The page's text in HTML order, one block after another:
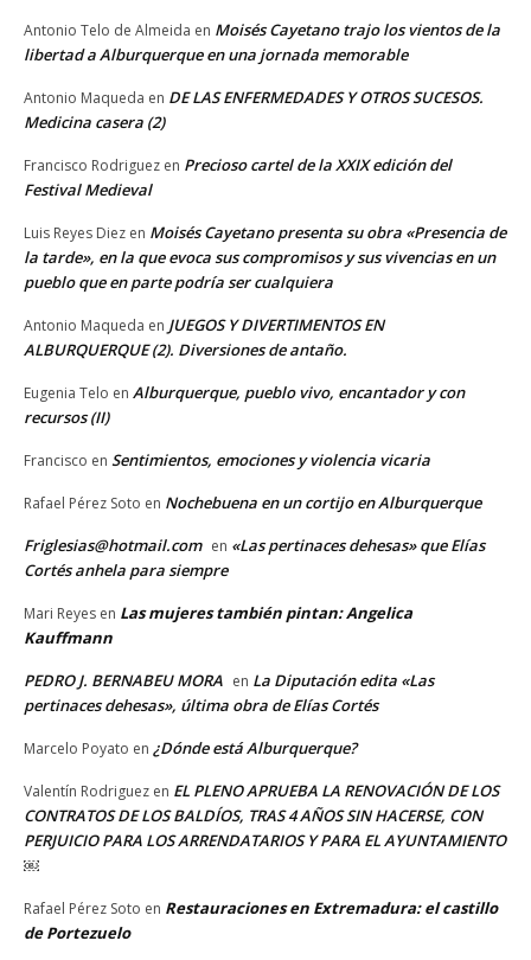
Antonio Telo de Almeida en Moisés Cayetano trajo los vientos de la
libertad a Alburquerque en una jornada memorable
Antonio Maqueda en DE LAS ENFERMEDADES Y OTROS SUCESOS.
Medicina casera (2)
Francisco Rodriguez en Precioso cartel de la XXIX edición del
Festival Medieval
Luis Reyes Diez en Moisés Cayetano presenta su obra «Presencia de
la tarde», en la que evoca sus compromisos y sus vivencias en un
pueblo que en parte podría ser cualquiera
Antonio Maqueda en JUEGOS Y DIVERTIMENTOS EN
ALBURQUERQUE (2). Diversiones de antaño.
Eugenia Telo en Alburquerque, pueblo vivo, encantador y con
recursos (II)
Francisco en Sentimientos, emociones y violencia vicaria
Rafael Pérez Soto en Nochebuena en un cortijo en Alburquerque
Friglesias@hotmail.com en «Las pertinaces dehesas» que Elías
Cortés anhela para siempre
Mari Reyes en Las mujeres también pintan: Angelica
Kauffmann
PEDRO J. BERNABEU MORA en La Diputación edita «Las
pertinaces dehesas», última obra de Elías Cortés
Marcelo Poyato en ¿Dónde está Alburquerque?
Valentín Rodriguez en EL PLENO APRUEBA LA RENOVACIÓN DE LOS
CONTRATOS DE LOS BALDÍOS, TRAS 4 AÑOS SIN HACERSE, CON
PERJUICIO PARA LOS ARRENDATARIOS Y PARA EL AYUNTAMIENTO
￼
Rafael Pérez Soto en Restauraciones en Extremadura: el castillo
de Portezuelo